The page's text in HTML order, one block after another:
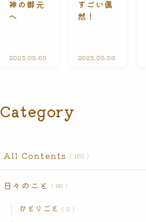
神の御元
へ
2025.05.05
t
e
すごい偶
然！
2025.05.03
Category
All Contents 165
日々のこと 86
ひとりごと 3